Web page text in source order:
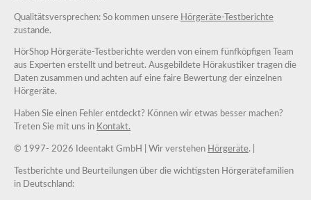
Qualitätsversprechen: So kommen unsere Hörgeräte-Testberichte
zustande.
HörShop Hörgeräte-Testberichte werden von einem fünfköpfigen Team
aus Experten erstellt und betreut. Ausgebildete Hörakustiker tragen die
Daten zusammen und achten auf eine faire Bewertung der einzelnen
Hörgeräte.
Haben Sie einen Fehler entdeckt? Können wir etwas besser machen?
Treten Sie mit uns in Kontakt.
© 1997- 2026 Ideentakt GmbH | Wir verstehen Hörgeräte. |
Testberichte und Beurteilungen über die wichtigsten Hörgerätefamilien
in Deutschland: